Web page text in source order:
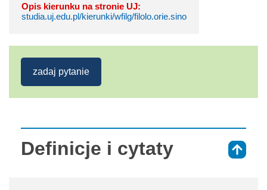
Opis kierunku na stronie UJ:
studia.uj.edu.pl/kierunki/wfilg/filolo.orie.sino
zadaj pytanie
Definicje i cytaty